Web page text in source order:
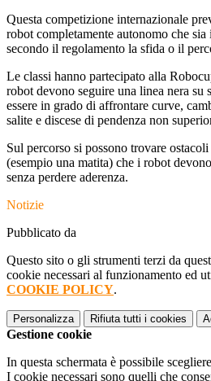
Questa competizione internazionale
robot completamente autonomo che
secondo il regolamento la sfida o il
Le classi hanno partecipato alla
robot devono seguire una linea nera su
essere in grado di affrontare curve,
salite e discese di pendenza non
Sul percorso si possono trovare
(esempio una matita) che i robot
senza perdere aderenza.
Notizie
Pubblicato da
Questo sito o gli strumenti terzi da
cookie necessari al funzionamento ed
COOKIE POLICY.
Personalizza Rifiuta tutti i cookies
Gestione cookie
In questa schermata è possibile
I cookie necessari sono quelli che